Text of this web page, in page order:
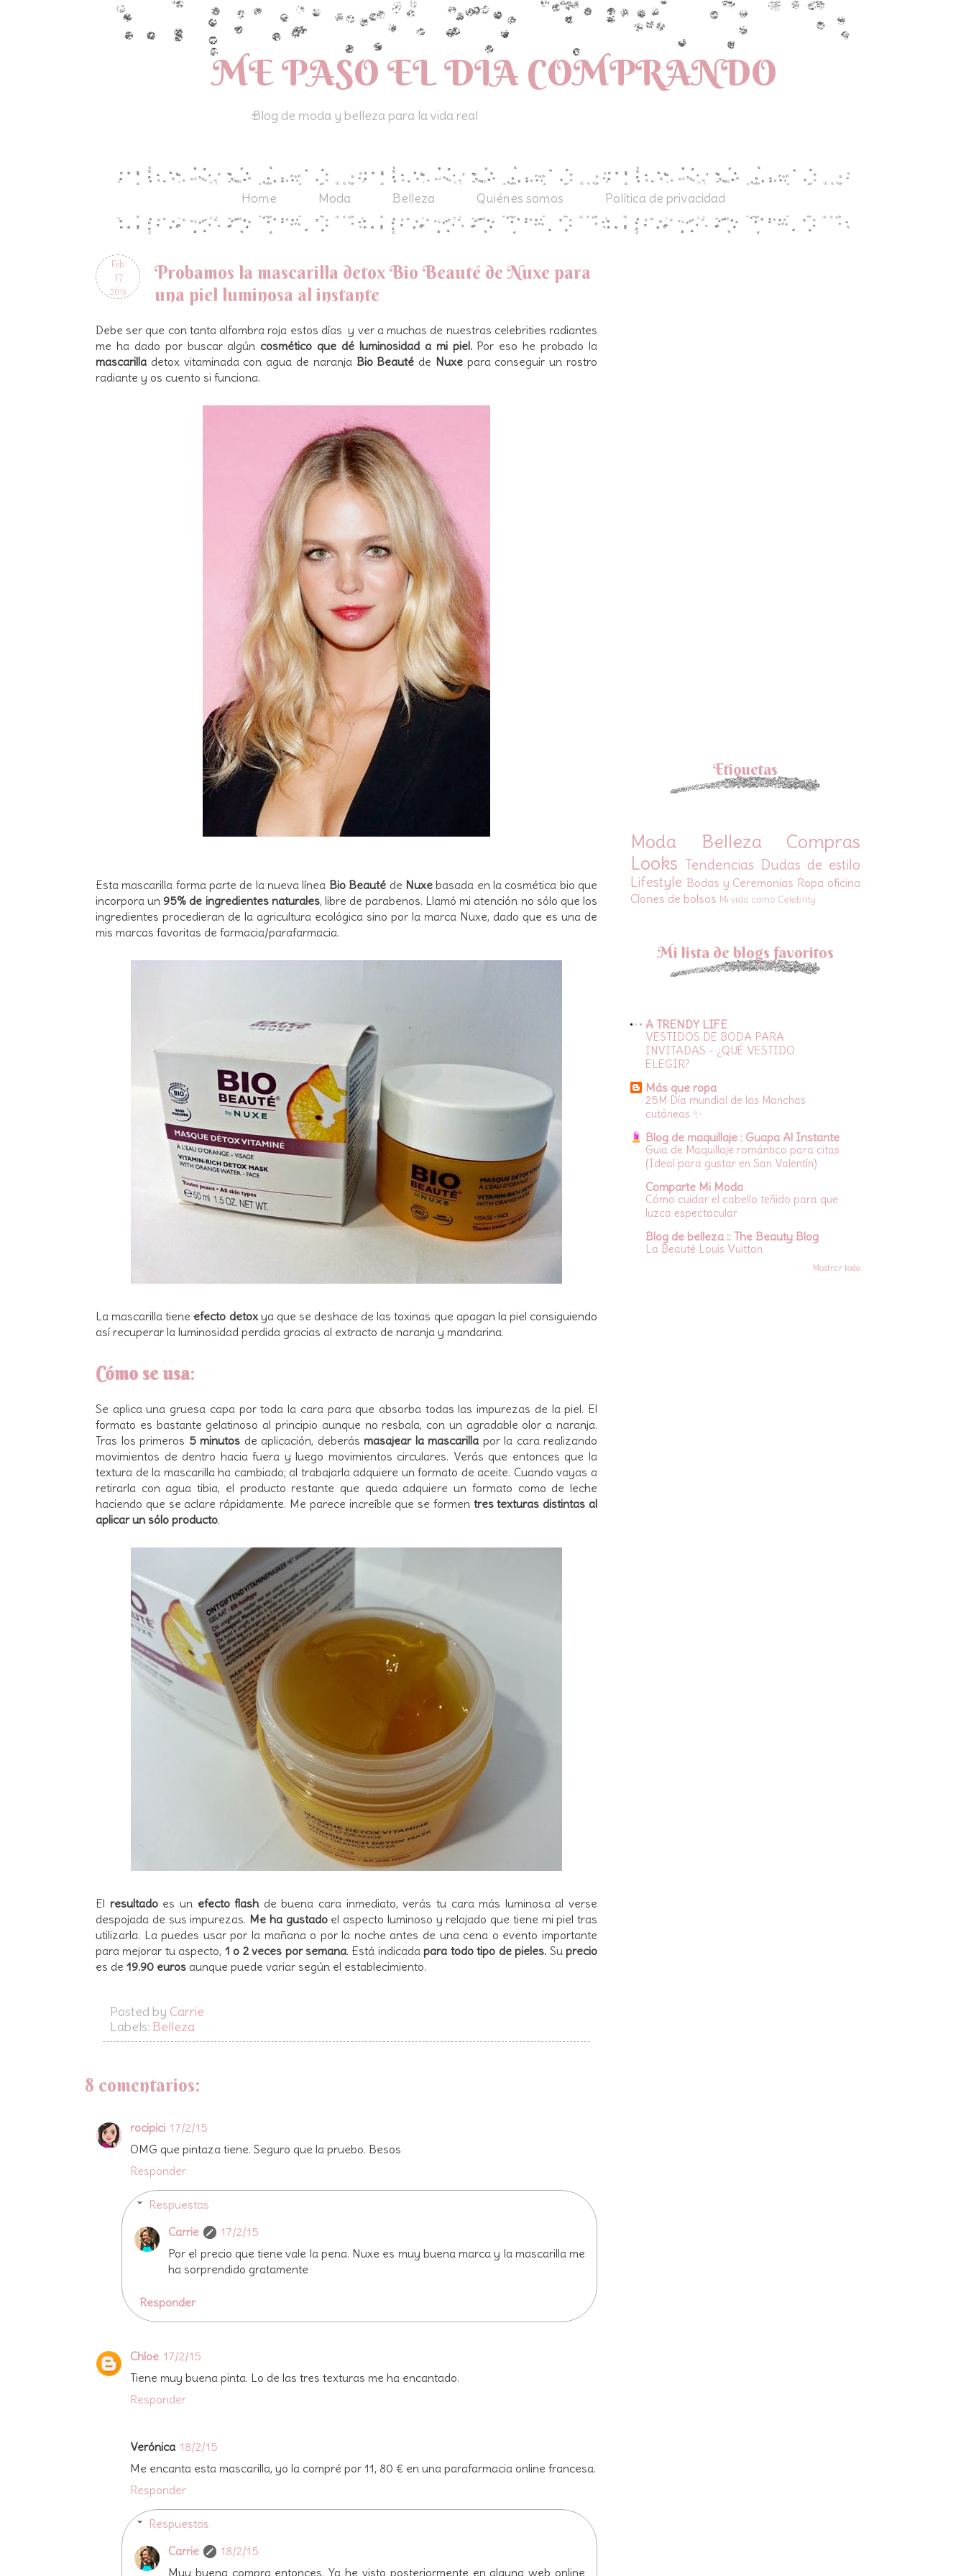
ME PASO EL DIA COMPRANDO
Blog de moda y belleza para la vida real
Home Moda Belleza Quiénes somos Política de privacidad
Feb
17
2015
Probamos la mascarilla detox Bio Beauté de Nuxe para
una piel luminosa al instante
Debe ser que con tanta alfombra roja estos días y ver a muchas de nuestras celebrities radiantes
me ha dado por buscar algúncosmético que dé luminosidad a mi piel.Por eso he probado la
mascarilla detox vitaminada con agua de naranja Bio Beautéde Nuxe para conseguir un rostro
radiante y os cuento si funciona.
Esta mascarilla forma parte de la nueva línea Bio Beauté de Nuxebasada en la cosmética bio que
incorpora un 95% de ingredientes naturales, libre de parabenos. Llamó mi atención no sólo que los
ingredientes procedieran de la agricultura ecológica sino por la marca Nuxe, dado que es una de
mis marcas favoritas de farmacia/parafarmacia.
La mascarilla tieneefecto detoxya que se deshace de las toxinas que apagan la piel consiguiendo
así recuperar la luminosidad perdida gracias al extracto de naranja y mandarina.
Cómo se usa:
Se aplica una gruesa capa por toda la cara para que absorba todas las impurezas de la piel. El
formato es bastante gelatinoso al principio aunque no resbala, con un agradable olor a naranja.
Tras los primeros 5 minutos de aplicación, deberás masajear la mascarilla por la cara realizando
movimientos de dentro hacia fuera y luego movimientos circulares. Verás que entonces que la
textura de la mascarilla ha cambiado; al trabajarla adquiere un formato de aceite. Cuando vayas a
retirarla con agua tibia, el producto restante que queda adquiere un formato como de leche
haciendo que se aclare rápidamente. Me parece increíble que se formen tres texturas distintas al
aplicar un sólo producto.
El resultadoes un efecto flash de buena cara inmediato, verás tu cara más luminosa al verse
despojada de sus impurezas. Me ha gustadoel aspecto luminoso y relajado que tiene mi piel tras
utilizarla. La puedes usar por la mañana o por la noche antes de una cena o evento importante
para mejorar tu aspecto, 1 o 2 veces por semana. Está indicadapara todo tipo de pieles. Suprecio
es de 19.90 euros aunque puede variar según el establecimiento.
Posted by Carrie
Labels: Belleza
8 comentarios:
rocipici 17/2/15
OMG que pintaza tiene. Seguro que la pruebo. Besos
Responder
Respuestas
Carrie
17/2/15
Por el precio que tiene vale la pena. Nuxe es muy buena marca y la mascarilla me
ha sorprendido gratamente
Responder
Chloe 17/2/15
Tiene muy buena pinta. Lo de las tres texturas me ha encantado.
Responder
Verónica 18/2/15
Me encanta esta mascarilla, yo la compré por 11, 80 € en una parafarmacia online francesa.
Responder
Respuestas
Carrie
18/2/15
Muy buena compra entonces. Ya he visto posteriormente en alguna web online
Etiquetas
Moda Belleza
Compras
Looks Tendencias Dudas de estilo
Lifestyle Bodas y Ceremonias Ropa oficina
Clones de bolsos Mi vida como Celebrity
Mi lista de blogs favoritos
A TRENDY LIFE
VESTIDOS DE BODA PARA
INVITADAS - ¿QUÉ VESTIDO
ELEGIR?
Más que ropa
25M Día mundial de las Manchas
cutáneas ✨
Blog de maquillaje : Guapa Al Instante
Guía de Maquillaje romántico para citas
(Ideal para gustar en San Valentín)
Comparte Mi Moda
Cómo cuidar el cabello teñido para que
luzca espectacular
Blog de belleza :: The Beauty Blog
La Beauté Louis Vuitton
Mostrar todo